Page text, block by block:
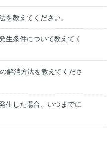
を教えてください。
生条件について教えてく
解消方法を教えてくださ
生した場合、いつまでに